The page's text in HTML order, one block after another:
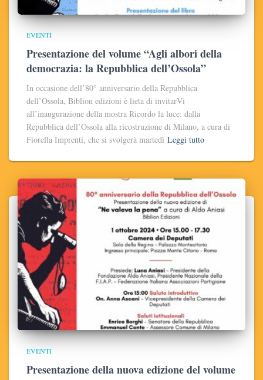
EVENTI
Presentazione del volume “Agli albori della
democrazia: la Repubblica dell’Ossola”
In occasione dell’80° anniversario della Repubblica
dell’Ossola, Biblion edizioni è lieta di invitarVi
all’inaugurazione della mostra Ricordo la luce: dalla
Repubblica dell’Ossola alla ricostruzione di Milano, a cura di
Fiorella Imprenti, che si svolgerà martedì Leggi tutto
EVENTI
Presentazione della nuova edizione del volume